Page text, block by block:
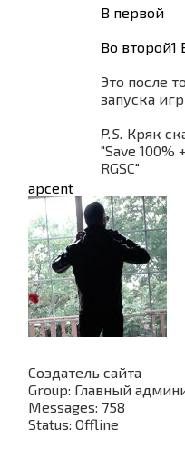
В первой
Во второй1
Это после
запуска
P.S. Кряк
"Save 100%
RGSC"
apcent
Создатель сайта
Group: Главный
Messages: 758
Status: Offline